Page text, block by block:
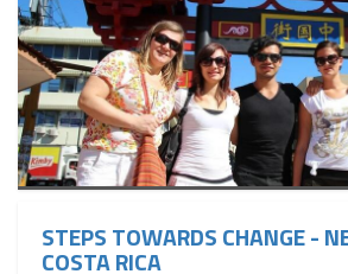
STEPS TOWARDS CHANGE -
COSTA RICA